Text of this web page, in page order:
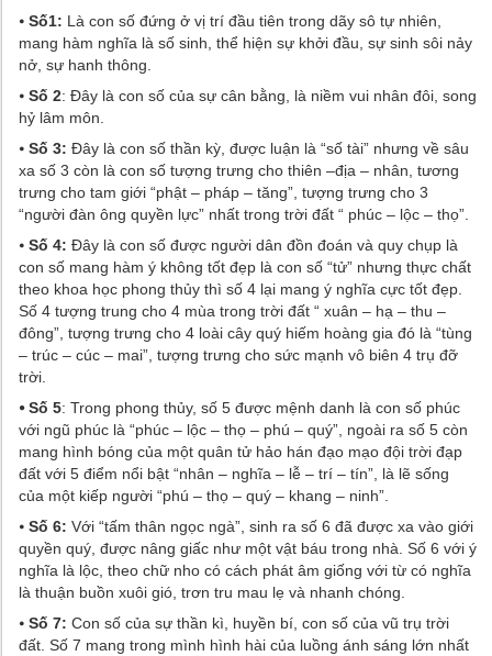
⦁ Số1: Là con số đứng ở vị trí đầu tiên trong dãy sô tự nhiên,
mang hàm nghĩa là số sinh, thể hiện sự khởi đầu, sự sinh sôi nảy
nở, sự hanh thông.
⦁ Số 2: Đây là con số của sự cân bằng, là niềm vui nhân đôi, song
hỷ lâm môn.
⦁ Số 3: Đây là con số thần kỳ, được luận là “số tài” nhưng về sâu
xa số 3 còn là con số tượng trưng cho thiên –địa – nhân, tương
trưng cho tam giới “phật – pháp – tăng”, tượng trưng cho 3
“người đàn ông quyền lực” nhất trong trời đất “ phúc – lộc – thọ”.
⦁ Số 4: Đây là con số được người dân đồn đoán và quy chụp là
con số mang hàm ý không tốt đẹp là con số “tử” nhưng thực chất
theo khoa học phong thủy thì số 4 lại mang ý nghĩa cực tốt đẹp.
Số 4 tượng trung cho 4 mùa trong trời đất “ xuân – hạ – thu –
đông”, tượng trưng cho 4 loài cây quý hiếm hoàng gia đó là “tùng
– trúc – cúc – mai”, tượng trưng cho sức mạnh vô biên 4 trụ đỡ
trời.
⦁ Số 5: Trong phong thủy, số 5 được mệnh danh là con số phúc
với ngũ phúc là “phúc – lộc – thọ – phú – quý”, ngoài ra số 5 còn
mang hình bóng của một quân tử hảo hán đạo mạo đội trời đạp
đất với 5 điểm nổi bật “nhân – nghĩa – lễ – trí – tín”, là lẽ sống
của một kiếp người “phú – thọ – quý – khang – ninh”.
⦁ Số 6: Với “tấm thân ngọc ngà”, sinh ra số 6 đã được xa vào giới
quyền quý, được nâng giấc như một vật báu trong nhà. Số 6 với ý
nghĩa là lộc, theo chữ nho có cách phát âm giống với từ có nghĩa
là thuận buồn xuôi gió, trơn tru mau lẹ và nhanh chóng.
⦁ Số 7: Con số của sự thần kì, huyền bí, con số của vũ trụ trời
đất. Số 7 mang trong mình hình hài của luồng ánh sáng lớn nhất